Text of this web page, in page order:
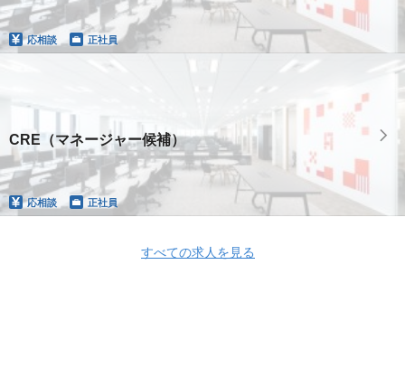
応相談 正社員
CRE（マネージャー候補）
応相談 正社員
すべての求人を見る